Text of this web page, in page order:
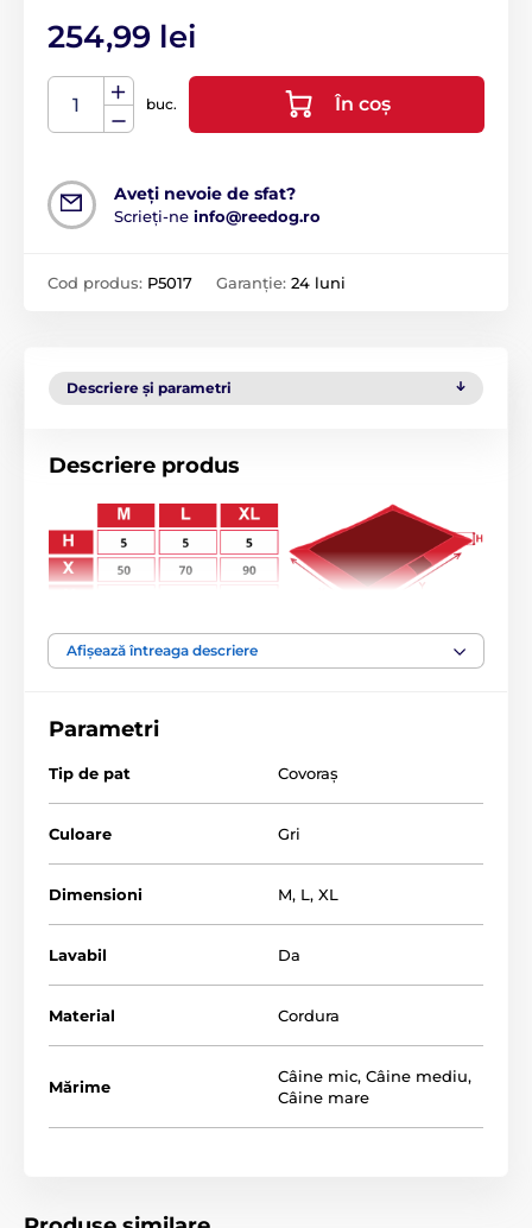
254,99 lei
buc. În coș
Aveți nevoie de sfat?
Scrieți-ne info@reedog.ro
Cod produs: P5017 Garanție: 24 luni
Descriere și parametri
Descriere produs
Fiecare câine ar trebui să aibă propriul loc unde să se
poată odihni și care să fie doar al lui.
Salteaua pentru
obositoare.
Afișează întreaga descriere
Parametri
Tip de pat Covoraș
Culoare Gri
Dimensioni M, L, XL
Lavabil Da
Material Cordura
Mărime
Câine mic, Câine mediu,
Câine mare